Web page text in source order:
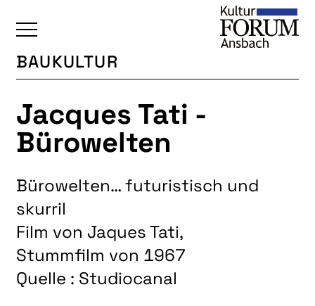
ÜBERSICHT
KALENDER
UNSERE BEREICHE
BILDENDE KUNST
FOTOGRUPPE
INTERKULTUR
JUNGE KUNSTSCHULE
BAUKULTUR
Jacques Tati -
Bürowelten
Bürowelten… futuristisch und
skurril
Film von Jaques Tati,
Stummfilm von 1967
Quelle : Studiocanal